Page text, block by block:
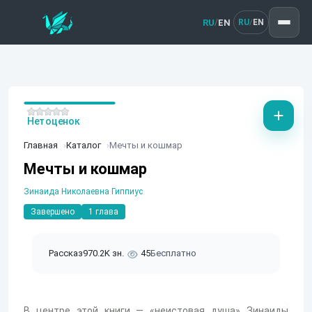
RU/EN RU/ EN
Главная Каталог Мечты и кошмар
Мечты и кошмар
Зинаида Николаевна Гиппиус
Завершено 1 глава
Рассказ970.2K зн. 45Бесплатно
Нет оценок